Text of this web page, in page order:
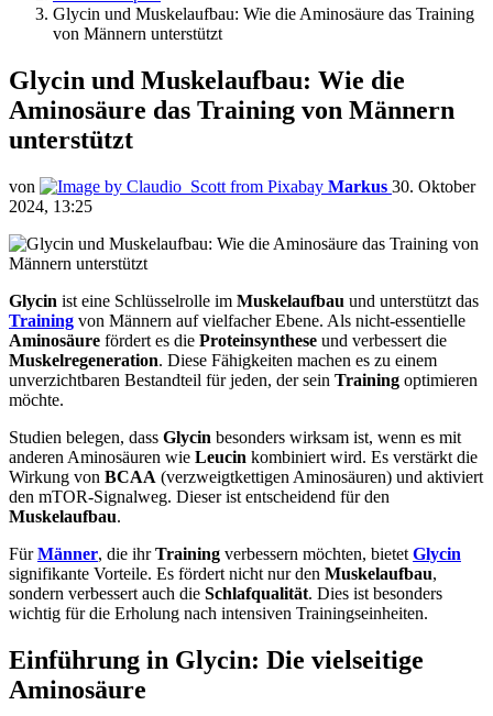
Glycin und Muskelaufbau: Wie die Aminosäure das Training
von Männern unterstützt
Glycin und Muskelaufbau: Wie die
Aminosäure das Training von Männern
unterstützt
von Markus 30. Oktober
2024, 13:25
Glycin ist eine Schlüsselrolle im Muskelaufbau und unterstützt das
Training von Männern auf vielfacher Ebene. Als nicht-essentielle
Aminosäure fördert es die Proteinsynthese und verbessert die
Muskelregeneration. Diese Fähigkeiten machen es zu einem
unverzichtbaren Bestandteil für jeden, der sein Training optimieren
möchte.
Studien belegen, dass Glycin besonders wirksam ist, wenn es mit
anderen Aminosäuren wie Leucin kombiniert wird. Es verstärkt die
Wirkung von BCAA (verzweigtkettigen Aminosäuren) und aktiviert
den mTOR-Signalweg. Dieser ist entscheidend für den
Muskelaufbau.
FürMänner, die ihrTraining verbessern möchten, bietet Glycin
signifikante Vorteile. Es fördert nicht nur den Muskelaufbau,
sondern verbessert auch die Schlafqualität. Dies ist besonders
wichtig für die Erholung nach intensiven Trainingseinheiten.
Einführung in Glycin: Die vielseitige
Aminosäure